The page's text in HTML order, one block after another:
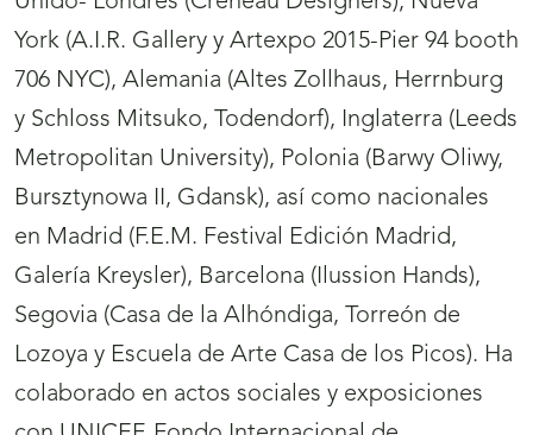
York (A.I.R. Gallery y Artexpo 2015-Pier 94 booth
706 NYC), Alemania (Altes Zollhaus, Herrnburg
y Schloss Mitsuko, Todendorf), Inglaterra (Leeds
Metropolitan University), Polonia (Barwy Oliwy,
Bursztynowa II, Gdansk), así como nacionales
en Madrid (F.E.M. Festival Edición Madrid,
Galería Kreysler), Barcelona (Ilussion Hands),
Segovia (Casa de la Alhóndiga, Torreón de
Lozoya y Escuela de Arte Casa de los Picos). Ha
colaborado en actos sociales y exposiciones